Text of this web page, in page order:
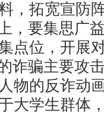
，拓宽宣防
要集思广
点位，开展
诈骗主要攻
物的反诈动
大学生群体